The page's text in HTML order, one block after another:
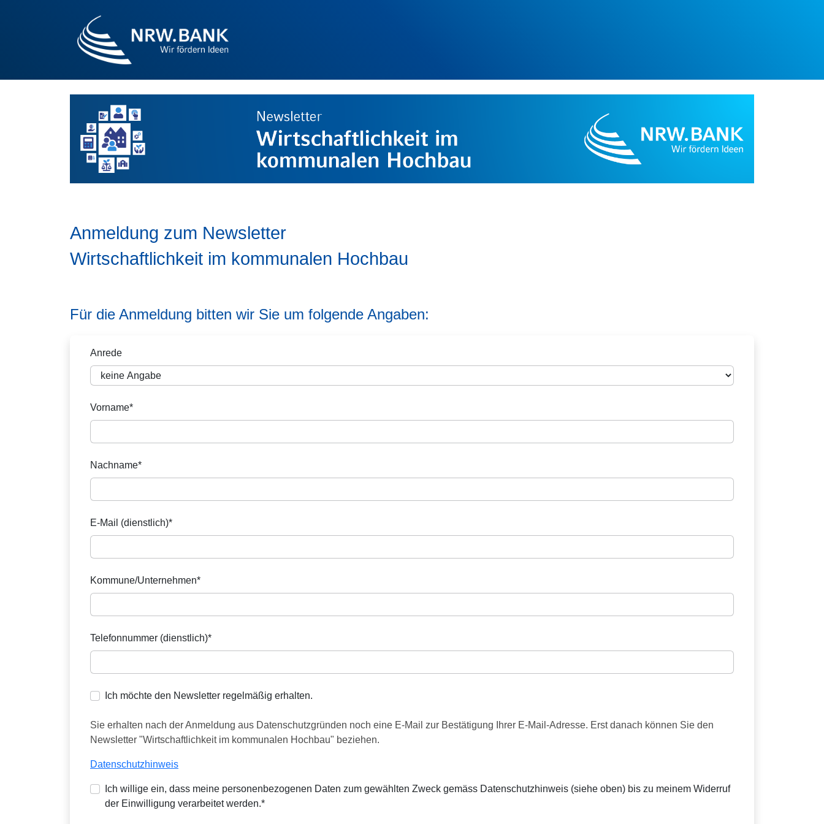
Anmeldung zum Newsletter
Wirtschaftlichkeit im kommunalen Hochbau
Für die Anmeldung bitten wir Sie um folgende Angaben:
Anrede
Vorname*
Nachname*
E-Mail (dienstlich)*
Kommune/Unternehmen*
Telefonnummer (dienstlich)*
Ich möchte den Newsletter regelmäßig erhalten.
Sie erhalten nach der Anmeldung aus Datenschutzgründen noch eine E-Mail zur Bestätigung Ihrer E-Mail-Adresse. Erst danach können Sie den
Newsletter "Wirtschaftlichkeit im kommunalen Hochbau" beziehen.
Datenschutzhinweis
Ich willige ein, dass meine personenbezogenen Daten zum gewählten Zweck gemäss Datenschutzhinweis (siehe oben) bis zu meinem Widerruf
der Einwilligung verarbeitet werden.*